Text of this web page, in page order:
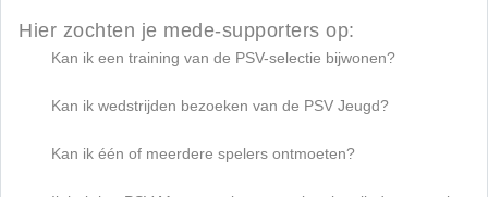
Hier zochten je mede-supporters op:
Kan ik een training van de PSV-selectie bijwonen?
Kan ik wedstrijden bezoeken van de PSV Jeugd?
Kan ik één of meerdere spelers ontmoeten?